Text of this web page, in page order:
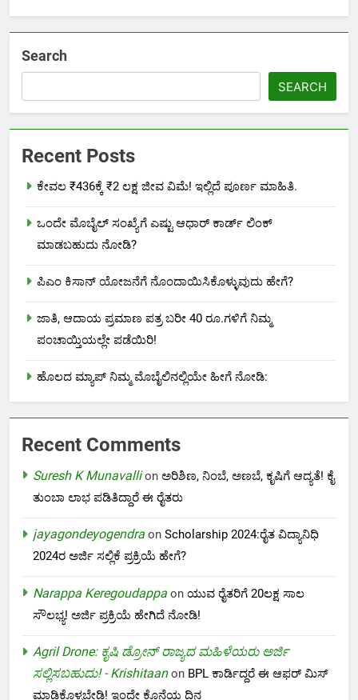
Search
SEARCH
Recent Posts
ಕೇವಲ ₹436ಕ್ಕೆ ₹2 ಲಕ್ಷ ಜೀವ ವಿಮೆ! ಇಲ್ಲಿದೆ ಪೂರ್ಣ ಮಾಹಿತಿ.
ಒಂದೇ ಮೊಬೈಲ್ ಸಂಖ್ಯೆಗೆ ಎಷ್ಟು ಆಧಾರ್ ಕಾರ್ಡ್ ಲಿಂಕ್
ಮಾಡಬಹುದು ನೋಡಿ?
ಪಿಎಂ ಕಿಸಾನ್ ಯೋಜನೆಗೆ ನೊಂದಾಯಿಸಿಕೊಳ್ಳುವುದು ಹೇಗೆ?
ಜಾತಿ, ಆದಾಯ ಪ್ರಮಾಣ ಪತ್ರ ಬರೀ 40 ರೂ.ಗಳಿಗೆ ನಿಮ್ಮ
ಪಂಚಾಯ್ತಿಯಲ್ಲೇ ಪಡೆಯಿರಿ!
ಹೊಲದ ಮ್ಯಾಪ್ ನಿಮ್ಮ ಮೊಬೈಲಿನಲ್ಲಿಯೇ ಹೀಗೆ ನೋಡಿ:
Recent Comments
Suresh K Munavallion ಅರಿಶಿಣ, ನಿಂಬೆ, ಅಣಬೆ, ಕೃಷಿಗೆ ಆದ್ಯತೆ! ಕೈ
ತುಂಬಾ ಲಾಭ ಪಡಿತಿದ್ದಾರೆ ಈ ರೈತರು
jayagondeyogendra on Scholarship 2024:ರೈತ ವಿದ್ಯಾನಿಧಿ
2024ರ ಅರ್ಜಿ ಸಲ್ಲಿಕೆ ಪ್ರಕ್ರಿಯೆ ಹೇಗೆ?
Narappa Keregoudappa on ಯುವ ರೈತರಿಗೆ 20ಲಕ್ಷ ಸಾಲ
ಸೌಲಭ್ಯ! ಅರ್ಜಿ ಪ್ರಕ್ರಿಯೆ ಹೇಗಿದೆ ನೋಡಿ!
Agril Drone: ಕೃಷಿ ಡ್ರೋನ್ ರಾಜ್ಯದ ಮಹಿಳೆಯರು ಅರ್ಜಿ
ಸಲ್ಲಿಸಬಹುದು! - Krishitaanon BPL ಕಾರ್ಡಿದ್ದರೆ ಈ ಆಫರ್ ಮಿಸ್
ಮಾಡಿಕೊಳ್ಳಬೇಡಿ! ಇಂದೇ ಕೊನೆಯ ದಿನ